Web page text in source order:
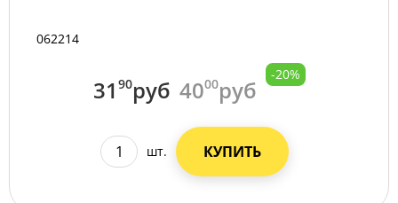
062214
31 90руб 4000руб
-20%
шт. КУПИТЬ